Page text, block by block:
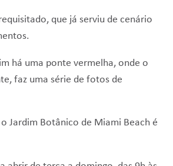
que já serviu de cenário
há uma ponte vermelha, onde o
faz uma série de fotos de
Jardim Botânico de Miami Beach é